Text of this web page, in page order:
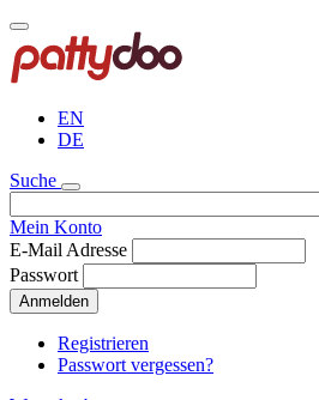
Direkt
zum
Inhalt
EN
DE
Suche
Mein Konto
E-Mail Adresse
Passwort
Anmelden
Registrieren
Passwort vergessen?